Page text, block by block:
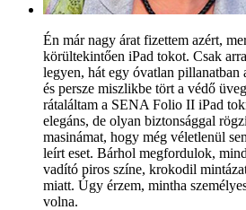
Én már nagy árat fizettem azért,
körültekintően iPad tokot. Csak
legyen, hát egy óvatlan pillanatban
és persze miszlikbe tört a védő
rátaláltam a SENA Folio II iPad
elegáns, de olyan biztonsággal
masinámat, hogy még véletlenül
leírt eset. Bárhol megfordulok,
vadító piros színe, krokodil
miatt. Úgy érzem, mintha
volna.